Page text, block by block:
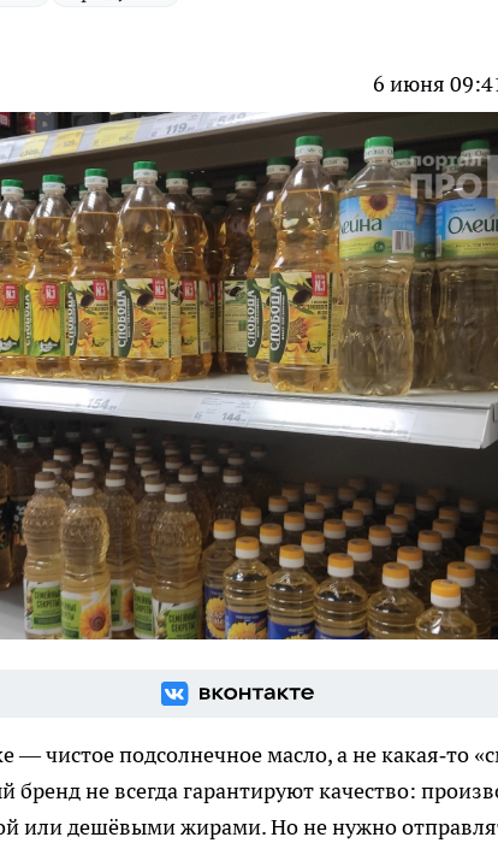
6 июня
— чистое подсолнечное масло, а не какая‑то
бренд не всегда гарантируют качество:
или дешёвыми жирами. Но не нужно